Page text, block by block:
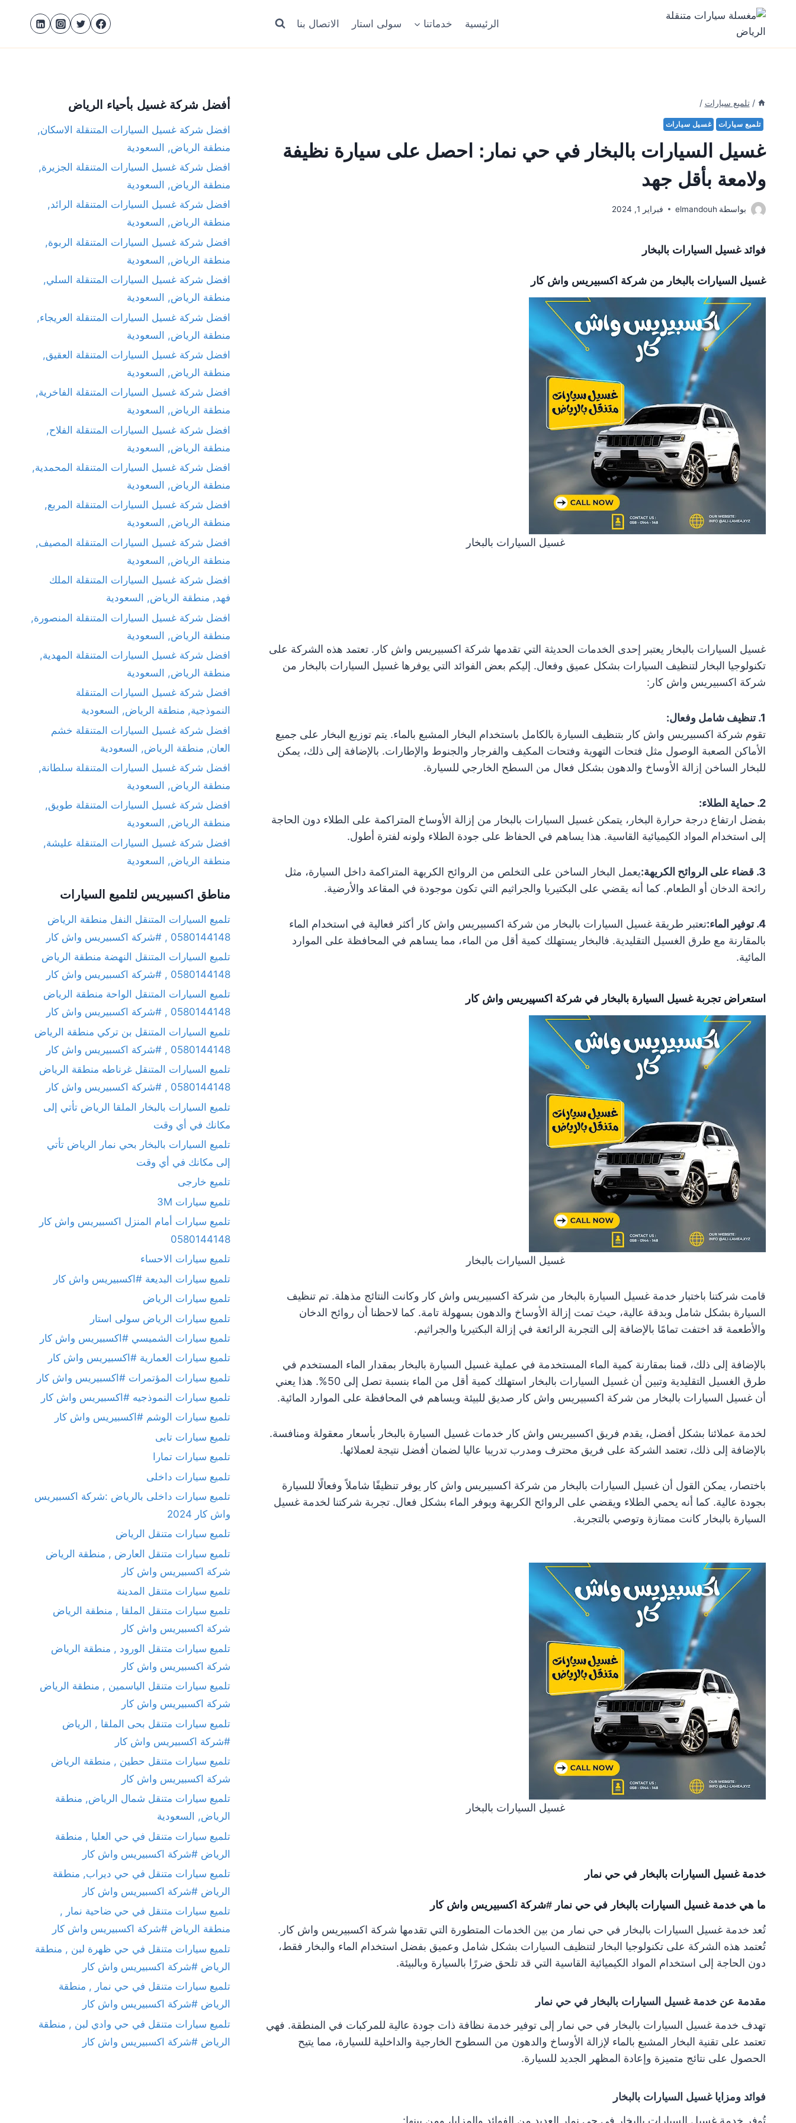
الرئيسية خدماتنا سولى استار الاتصال بنا
/ تلميع سيارات /
تلميع سيارات غسيل سيارات
غسيل السيارات بالبخار في حي نمار: احصل على سيارة نظيفة
ولامعة بأقل جهد
بواسطة elmandouh فبراير 1, 2024
فوائد غسيل السيارات بالبخار
غسيل السيارات بالبخار من شركة اكسبيريس واش كار
غسيل السيارات بالبخار
غسيل السيارات بالبخار يعتبر إحدى الخدمات الحديثة التي تقدمها شركة اكسبيريس واش كار. تعتمد هذه الشركة على
تكنولوجيا البخار لتنظيف السيارات بشكل عميق وفعال. إليكم بعض الفوائد التي يوفرها غسيل السيارات بالبخار من
شركة اكسبيريس واش كار:
1. تنظيف شامل وفعال:
تقوم شركة اكسبيريس واش كار بتنظيف السيارة بالكامل باستخدام البخار المشبع بالماء. يتم توزيع البخار على جميع
الأماكن الصعبة الوصول مثل فتحات التهوية وفتحات المكيف والفرجار والجنوط والإطارات. بالإضافة إلى ذلك، يمكن
للبخار الساخن إزالة الأوساخ والدهون بشكل فعال من السطح الخارجي للسيارة.
2. حماية الطلاء:
بفضل ارتفاع درجة حرارة البخار، يتمكن غسيل السيارات بالبخار من إزالة الأوساخ المتراكمة على الطلاء دون الحاجة
إلى استخدام المواد الكيميائية القاسية. هذا يساهم في الحفاظ على جودة الطلاء ولونه لفترة أطول.
3. قضاء على الروائح الكريهة:
يعمل البخار الساخن على التخلص من الروائح الكريهة المتراكمة داخل السيارة، مثل
رائحة الدخان أو الطعام. كما أنه يقضي على البكتيريا والجراثيم التي تكون موجودة في المقاعد والأرضية.
4. توفير الماء:
تعتبر طريقة غسيل السيارات بالبخار من شركة اكسبيريس واش كار أكثر فعالية في استخدام الماء
بالمقارنة مع طرق الغسيل التقليدية. فالبخار يستهلك كمية أقل من الماء، مما يساهم في المحافظة على الموارد
المائية.
استعراض تجربة غسيل السيارة بالبخار في شركة اكسپيريس واش كار
غسيل السيارات بالبخار
قامت شركتنا باختبار خدمة غسيل السيارة بالبخار من شركة اكسبيريس واش كار وكانت النتائج مذهلة. تم تنظيف
السيارة بشكل شامل وبدقة عالية، حيث تمت إزالة الأوساخ والدهون بسهولة تامة. كما لاحظنا أن روائح الدخان
والأطعمة قد اختفت تمامًا بالإضافة إلى التجربة الرائعة في إزالة البكتيريا والجراثيم.
بالإضافة إلى ذلك، قمنا بمقارنة كمية الماء المستخدمة في عملية غسيل السيارة بالبخار بمقدار الماء المستخدم في
طرق الغسيل التقليدية وتبين أن غسيل السيارات بالبخار استهلك كمية أقل من الماء بنسبة تصل إلى 50%. هذا يعني
أن غسيل السيارات بالبخار من شركة اكسبيريس واش كار صديق للبيئة ويساهم في المحافظة على الموارد المائية.
لخدمة عملائنا بشكل أفضل، يقدم فريق اكسبيريس واش كار خدمات غسيل السيارة بالبخار بأسعار معقولة ومنافسة.
بالإضافة إلى ذلك، تعتمد الشركة على فريق محترف ومدرب تدريبا عاليا لضمان أفضل نتيجة لعملائها.
باختصار، يمكن القول أن غسيل السيارات بالبخار من شركة اكسبيريس واش كار يوفر تنظيفًا شاملاً وفعالًا للسيارة
بجودة عالية. كما أنه يحمي الطلاء ويقضي على الروائح الكريهة ويوفر الماء بشكل فعال. تجربة شركتنا لخدمة غسيل
السيارة بالبخار كانت ممتازة وتوصي بالتجربة.
غسيل السيارات بالبخار
خدمة غسيل السيارات بالبخار في حي نمار
ما هي خدمة غسيل السيارات بالبخار في حي نمار #شركة اكسبيريس واش كار
تُعد خدمة غسيل السيارات بالبخار في حي نمار من بين الخدمات المتطورة التي تقدمها شركة اكسبيريس واش كار.
تُعتمد هذه الشركة على تكنولوجيا البخار لتنظيف السيارات بشكل شامل وعميق بفضل استخدام الماء والبخار فقط،
دون الحاجة إلى استخدام المواد الكيميائية القاسية التي قد تلحق ضررًا بالسيارة وبالبيئة.
مقدمة عن خدمة غسيل السيارات بالبخار في حي نمار
تهدف خدمة غسيل السيارات بالبخار في حي نمار إلى توفير خدمة نظافة ذات جودة عالية للمركبات في المنطقة. فهي
تعتمد على تقنية البخار المشبع بالماء لإزالة الأوساخ والدهون من السطوح الخارجية والداخلية للسيارة، مما يتيح
الحصول على نتائج متميزة وإعادة المظهر الجديد للسيارة.
فوائد ومزايا غسيل السيارات بالبخار
تُوفر خدمة غسيل السيارات بالبخار في حي نمار العديد من الفوائد والمزايا، ومن بينها:
أفضل شركة غسيل بأحياء الرياض
افضل شركة غسيل السيارات المتنقلة الاسكان,
منطقة الرياض, السعودية
افضل شركة غسيل السيارات المتنقلة الجزيرة,
منطقة الرياض, السعودية
افضل شركة غسيل السيارات المتنقلة الرائد,
منطقة الرياض, السعودية
افضل شركة غسيل السيارات المتنقلة الربوة,
منطقة الرياض, السعودية
افضل شركة غسيل السيارات المتنقلة السلي,
منطقة الرياض, السعودية
افضل شركة غسيل السيارات المتنقلة العريجاء,
منطقة الرياض, السعودية
افضل شركة غسيل السيارات المتنقلة العقيق,
منطقة الرياض, السعودية
افضل شركة غسيل السيارات المتنقلة الفاخرية,
منطقة الرياض, السعودية
افضل شركة غسيل السيارات المتنقلة الفلاح,
منطقة الرياض, السعودية
افضل شركة غسيل السيارات المتنقلة المحمدية,
منطقة الرياض, السعودية
افضل شركة غسيل السيارات المتنقلة المربع,
منطقة الرياض, السعودية
افضل شركة غسيل السيارات المتنقلة المصيف,
منطقة الرياض, السعودية
افضل شركة غسيل السيارات المتنقلة الملك
فهد, منطقة الرياض, السعودية
افضل شركة غسيل السيارات المتنقلة المنصورة,
منطقة الرياض, السعودية
افضل شركة غسيل السيارات المتنقلة المهدية,
منطقة الرياض, السعودية
افضل شركة غسيل السيارات المتنقلة
النموذجية, منطقة الرياض, السعودية
افضل شركة غسيل السيارات المتنقلة خشم
العان, منطقة الرياض, السعودية
افضل شركة غسيل السيارات المتنقلة سلطانة,
منطقة الرياض, السعودية
افضل شركة غسيل السيارات المتنقلة طويق,
منطقة الرياض, السعودية
افضل شركة غسيل السيارات المتنقلة عليشة,
منطقة الرياض, السعودية
مناطق اكسبيريس لتلميع السيارات
تلميع السيارات المتنقل النفل منطقة الرياض
0580144148 , #شركة اكسبيريس واش كار
تلميع السيارات المتنقل النهضة منطقة الرياض
0580144148 , #شركة اكسبيريس واش كار
تلميع السيارات المتنقل الواحة منطقة الرياض
0580144148 , #شركة اكسبيريس واش كار
تلميع السيارات المتنقل بن تركي منطقة الرياض
0580144148 , #شركة اكسبيريس واش كار
تلميع السيارات المتنقل غرناطه منطقة الرياض
0580144148 , #شركة اكسبيريس واش كار
تلميع السيارات بالبخار الملقا الرياض تأتي إلى
مكانك في أي وقت
تلميع السيارات بالبخار بحي نمار الرياض تأتي
إلى مكانك في أي وقت
تلميع خارجى
تلميع سيارات 3M
تلميع سيارات أمام المنزل اكسبيريس واش كار
0580144148
تلميع سيارات الاحساء
تلميع سيارات البديعة #اكسبيريس واش كار
تلميع سيارات الرياض
تلميع سيارات الرياض سولى استار
تلميع سيارات الشميسي #اكسبيريس واش كار
تلميع سيارات العمارية #اكسبيريس واش كار
تلميع سيارات المؤتمرات #اكسبيريس واش كار
تلميع سيارات النموذجيه #اكسبيريس واش كار
تلميع سيارات الوشم #اكسبيريس واش كار
تلميع سيارات تابى
تلميع سيارات تمارا
تلميع سيارات داخلى
تلميع سيارات داخلى بالرياض :شركة اكسبيريس
واش كار 2024
تلميع سيارات متنقل الرياض
تلميع سيارات متنقل العارض , منطقة الرياض
شركة اكسبيريس واش كار
تلميع سيارات متنقل المدينة
تلميع سيارات متنقل الملقا , منطقة الرياض
شركة اكسبيريس واش كار
تلميع سيارات متنقل الورود , منطقة الرياض
شركة اكسبيريس واش كار
تلميع سيارات متنقل الياسمين , منطقة الرياض
شركة اكسبيريس واش كار
تلميع سيارات متنقل بحى الملقا , الرياض
#شركة اكسبيريس واش كار
تلميع سيارات متنقل حطين , منطقة الرياض
شركة اكسبيريس واش كار
تلميع سيارات متنقل شمال الرياض, منطقة
الرياض, السعودية
تلميع سيارات متنقل في حي العليا , منطقة
الرياض #شركة اكسبيريس واش كار
تلميع سيارات متنقل في حي ديراب, منطقة
الرياض #شركة اكسبيريس واش كار
تلميع سيارات متنقل في حي ضاحية نمار ,
منطقة الرياض #شركة اكسبيريس واش كار
تلميع سيارات متنقل في حي ظهرة لبن , منطقة
الرياض #شركة اكسبيريس واش كار
تلميع سيارات متنقل في حي نمار , منطقة
الرياض #شركة اكسبيريس واش كار
تلميع سيارات متنقل في حي وادي لبن , منطقة
الرياض #شركة اكسبيريس واش كار